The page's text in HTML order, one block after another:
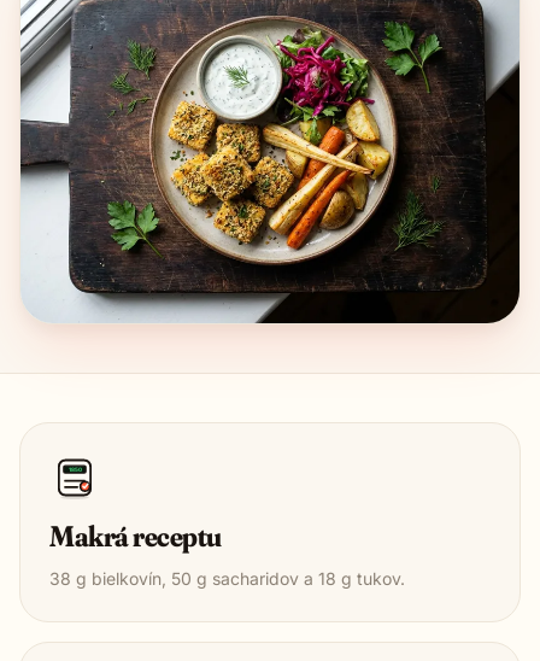
1850
Makrá receptu
38 g bielkovín, 50 g sacharidov a 18 g tukov.